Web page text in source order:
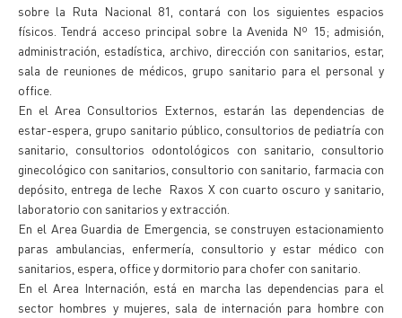
sobre la Ruta Nacional 81, contará con los siguientes espacios
físicos. Tendrá acceso principal sobre la Avenida Nº 15; admisión,
administración, estadística, archivo, dirección con sanitarios, estar,
sala de reuniones de médicos, grupo sanitario para el personal y
office.
En el Area Consultorios Externos, estarán las dependencias de
estar-espera, grupo sanitario público, consultorios de pediatría con
sanitario, consultorios odontológicos con sanitario, consultorio
ginecológico con sanitarios, consultorio con sanitario, farmacia con
depósito, entrega de leche Raxos X con cuarto oscuro y sanitario,
laboratorio con sanitarios y extracción.
En el Area Guardia de Emergencia, se construyen estacionamiento
paras ambulancias, enfermería, consultorio y estar médico con
sanitarios, espera, office y dormitorio para chofer con sanitario.
En el Area Internación, está en marcha las dependencias para el
sector hombres y mujeres, sala de internación para hombre con